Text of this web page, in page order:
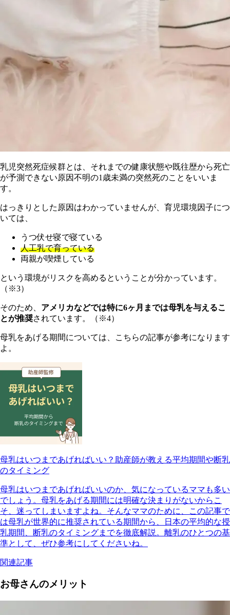
乳児突然死症候群とは、それまでの健康状態や既往歴から死亡
が予測できない原因不明の1歳未満の突然死のことをいいま
す。
はっきりとした原因はわかっていませんが、育児環境因子につ
いては、
うつ伏せ寝で寝ている
人工乳で育っている
両親が喫煙している
という環境がリスクを高めるということが分かっています。
（※3）
そのため、 アメリカなどでは特に6ヶ月までは母乳を与えるこ
とが推奨されています。（※4）
母乳をあげる期間については、こちらの記事が参考になります
よ。
母乳はいつまであげればいい？助産師が教える平均期間や断乳
のタイミング
母乳はいつまであげればいいのか、気になっているママも多い
でしょう。母乳をあげる期間には明確な決まりがないからこ
そ、迷ってしまいますよね。そんなママのために、この記事で
は母乳が世界的に推奨されている期間から、日本の平均的な授
乳期間、断乳のタイミングまでを徹底解説。離乳のひとつの基
準として、ぜひ参考にしてくださいね。
関連記事
お母さんのメリット